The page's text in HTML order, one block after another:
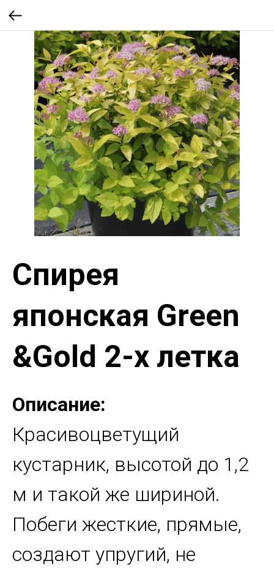
Спирея
японская Green
&Gold 2-х летка
Описание:
Красивоцветущий
кустарник, высотой до 1,2
м и такой же шириной.
Побеги жесткие, прямые,
создают упругий, не